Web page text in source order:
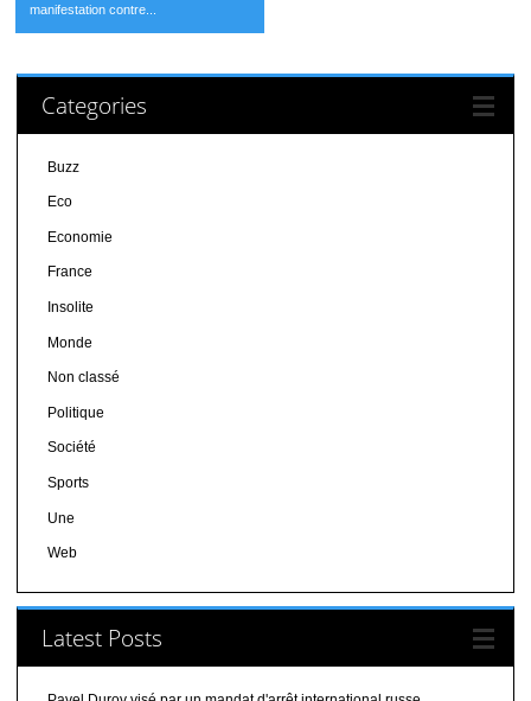
manifestation contre...
Categories
Buzz
Eco
Economie
France
Insolite
Monde
Non classé
Politique
Société
Sports
Une
Web
Latest Posts